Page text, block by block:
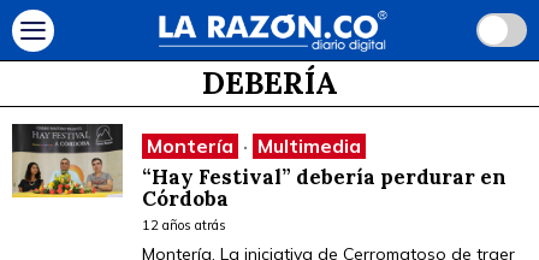
DEBERÍA
Montería · Multimedia
“Hay Festival” debería perdurar en
Córdoba
12 años atrás
Montería. La iniciativa de Cerromatoso de traer